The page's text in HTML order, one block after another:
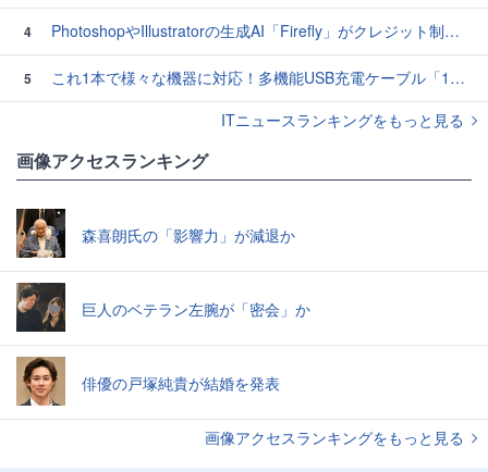
4 PhotoshopやIllustratorの生成AI「Firefly」がクレジット制を導入し有料プランでも画像生成枚数が制限されるように
5
これ1本で様々な機器に対応！多機能USB充電ケーブル「10in1オクトパスケーブル」【カリスマ店長の一押し】
ITニュースランキングをもっと見る
画像アクセスランキング
森喜朗氏の「影響力」が減退か
巨人のベテラン左腕が「密会」か
俳優の戸塚純貴が結婚を発表
画像アクセスランキングをもっと見る